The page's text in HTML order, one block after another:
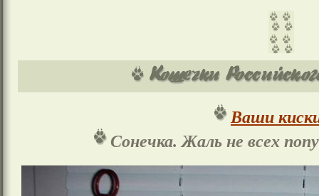
Ваши
Сонечка. Жаль не всех